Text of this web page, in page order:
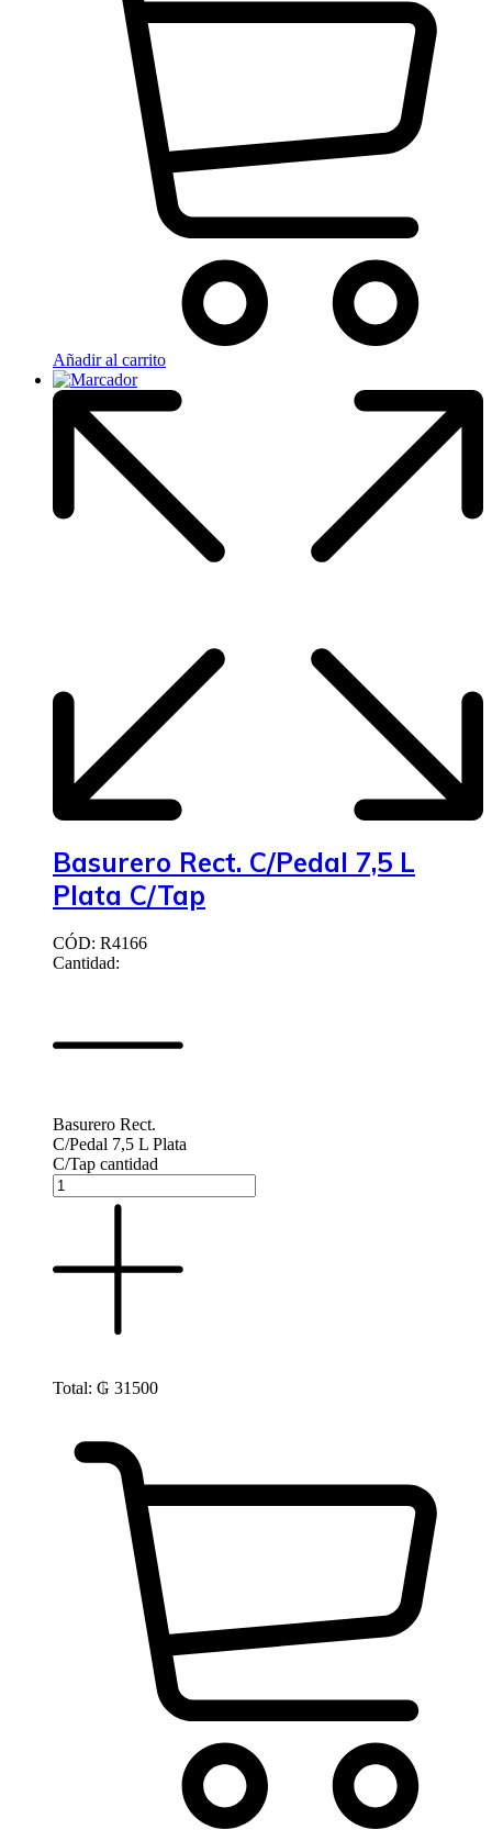
Añadir al carrito
Basurero Rect. C/Pedal 7,5 L
Plata C/Tap
CÓD: R4166
Cantidad:
Basurero Rect.
C/Pedal 7,5 L Plata
C/Tap cantidad
Total: ₲ 31500